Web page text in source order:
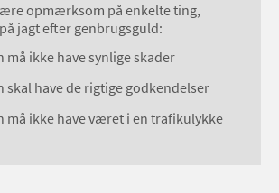
opmærksom på enkelte ting,
jagt efter genbrugsguld:
må ikke have synlige skader
skal have de rigtige godkendelser
må ikke have været i en trafikulykke